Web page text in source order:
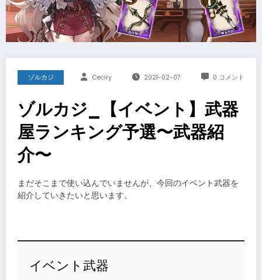
ゾルカジ Ceciry 2021-02-07 0 コメント
ゾルカジ_【イベント】武器
屋ランキング予選〜武器紹
介〜
まだそこまで使い込んでいませんが、今回のイベント武器を
紹介していきたいと思います。
イベント武器